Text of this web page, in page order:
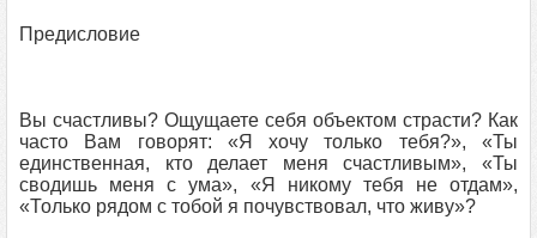
Предисловие
Вы счастливы? Ощущаете себя объектом страсти? Как
часто Вам говорят: «Я хочу только тебя?», «Ты
единственная, кто делает меня счастливым», «Ты
сводишь меня с ума», «Я никому тебя не отдам»,
«Только рядом с тобой я почувствовал, что живу»?